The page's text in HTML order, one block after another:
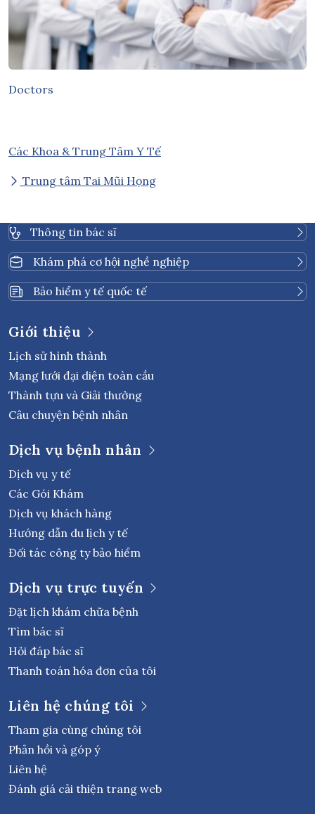
Doctors
Các Khoa & Trung Tâm Y Tế
Trung tâm Tai Mũi Họng
Thông tin bác sĩ
Khám phá cơ hội nghề nghiệp
Bảo hiểm y tế quốc tế
Giới thiệu
Lịch sử hình thành
Mạng lưới đại diện toàn cầu
Thành tựu và Giải thưởng
Câu chuyện bệnh nhân
Dịch vụ bệnh nhân
Dịch vụ y tế
Các Gói Khám
Dịch vụ khách hàng
Hướng dẫn du lịch y tế
Đối tác công ty bảo hiểm
Dịch vụ trực tuyến
Đặt lịch khám chữa bệnh
Tìm bác sĩ
Hỏi đáp bác sĩ
Thanh toán hóa đơn của tôi
Liên hệ chúng tôi
Tham gia cùng chúng tôi
Phản hồi và góp ý
Liên hệ
Đánh giá cải thiện trang web